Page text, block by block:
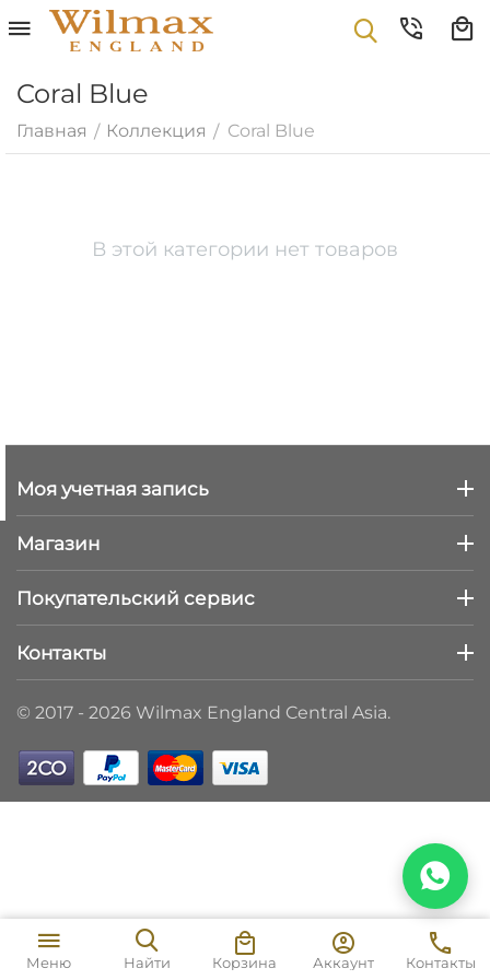
Coral Blue
Главная / Коллекция / Coral Blue
В этой категории нет товаров
Моя учетная запись
Магазин
Покупательский сервис
Контакты
© 2017 - 2026 Wilmax England Central Asia.
Меню Найти Корзина Аккаунт Контакты